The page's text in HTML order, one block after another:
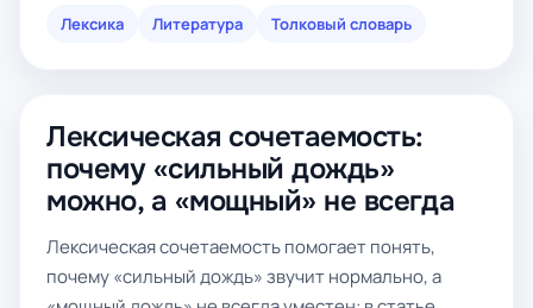
Лексика Литература Толковый словарь
Лексическая сочетаемость:
почему «сильный дождь»
можно, а «мощный» не всегда
Лексическая сочетаемость помогает понять,
почему «сильный дождь» звучит нормально, а